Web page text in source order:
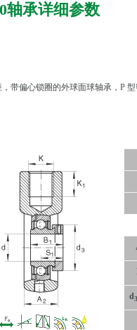
轴承详细参数
带偏心锁圈的外球面球轴承，P
d